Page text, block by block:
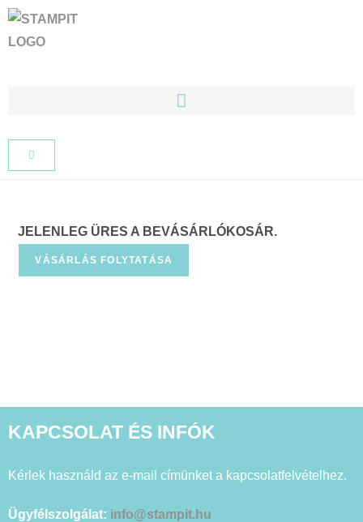
JELENLEG ÜRES A BEVÁSÁRLÓKOSÁR.
VÁSÁRLÁS FOLYTATÁSA
KAPCSOLAT ÉS INFÓK
Kérlek használd az e-mail címünket a kapcsolatfelvételhez.
Ügyfélszolgálat: info@stampit.hu